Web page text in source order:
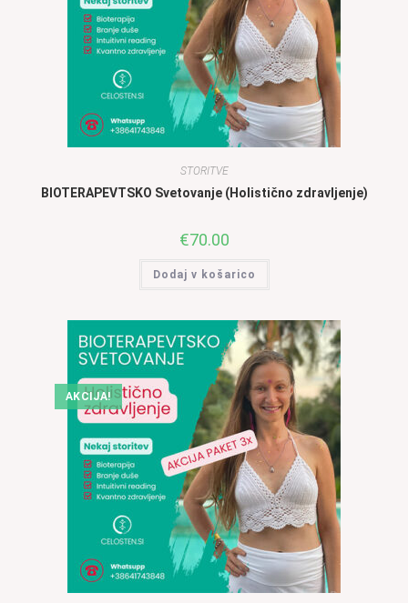
STORITVE
BIOTERAPEVTSKO Svetovanje (Holistično zdravljenje)
€70.00
Dodaj v košarico
AKCIJA!